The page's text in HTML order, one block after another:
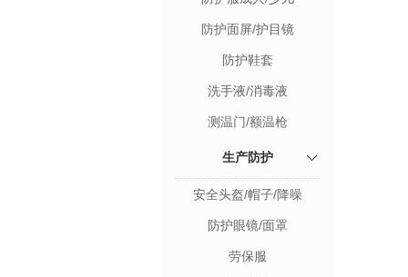
防护面屏/护目镜
防护鞋套
洗手液/消毒液
测温门/额温枪
生产防护
安全头盔/帽子/降噪
防护眼镜/面罩
劳保服